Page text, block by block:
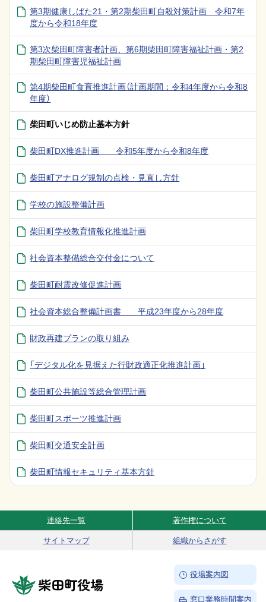
第3期健康しばた21・第2期柴田町自殺対策計画 令和7年
度から令和18年度
第3次柴田町障害者計画、第6期柴田町障害福祉計画・第2
期柴田町障害児福祉計画
第4期柴田町食育推進計画（計画期間：令和4年度から令和8
年度）
柴田町いじめ防止基本方針
柴田町DX推進計画 令和5年度から令和8年度
柴田町アナログ規制の点検・見直し方針
学校の施設整備計画
柴田町学校教育情報化推進計画
社会資本整備総合交付金について
柴田町耐震改修促進計画
社会資本総合整備計画書 平成23年度から28年度
財政再建プランの取り組み
「デジタル化を見据えた行財政適正化推進計画」
柴田町公共施設等総合管理計画
柴田町スポーツ推進計画
柴田町交通安全計画
柴田町情報セキュリティ基本方針
Site Navigation
連絡先一覧 著作権について
サイトマップ 組織からさがす
柴田町役場
→
役場案内図
→
窓口業務時間案内